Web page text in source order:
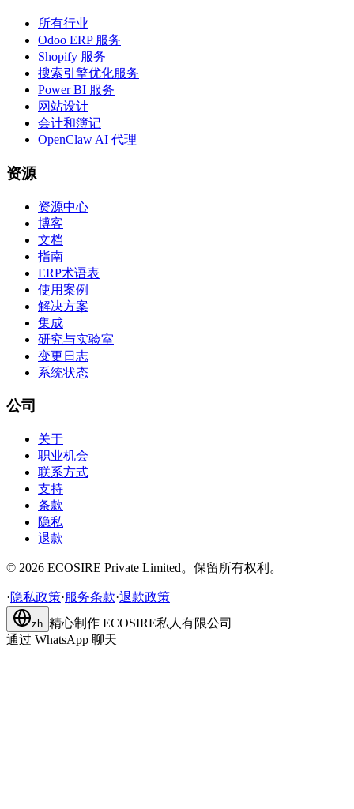
所有行业
Odoo ERP 服务
Shopify 服务
搜索引擎优化服务
Power BI 服务
网站设计
会计和簿记
OpenClaw AI 代理
资源
资源中心
博客
文档
指南
ERP术语表
使用案例
解决方案
集成
研究与实验室
变更日志
系统状态
公司
关于
职业机会
联系方式
支持
条款
隐私
退款
© 2026 ECOSIRE Private Limited。保留所有权利。
·隐私政策·服务条款·退款政策
zh 精心制作 ECOSIRE私人有限公司
通过 WhatsApp 聊天